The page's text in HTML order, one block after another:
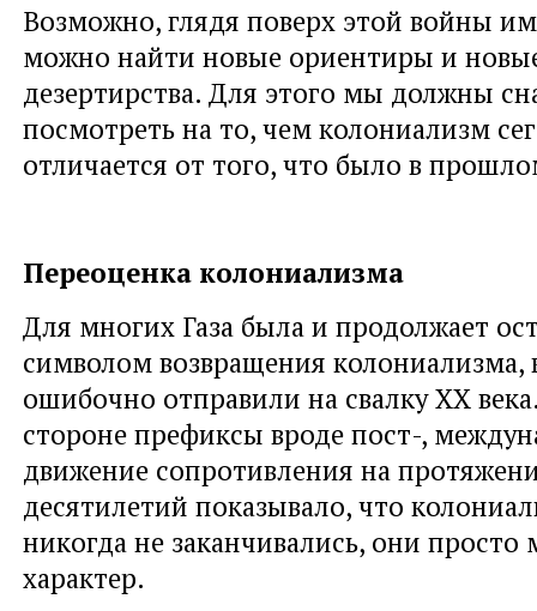
Возможно, глядя поверх этой войны
можно найти новые ориентиры и
дезертирства. Для этого мы должны
посмотреть на то, чем колониализм
отличается от того, что было в
Переоценка колониализма
Для многих Газа была и продолжает
символом возвращения
ошибочно отправили на свалку ХХ
стороне префиксы вроде пост-,
движение сопротивления на
десятилетий показывало, что
никогда не заканчивались, они просто
характер.